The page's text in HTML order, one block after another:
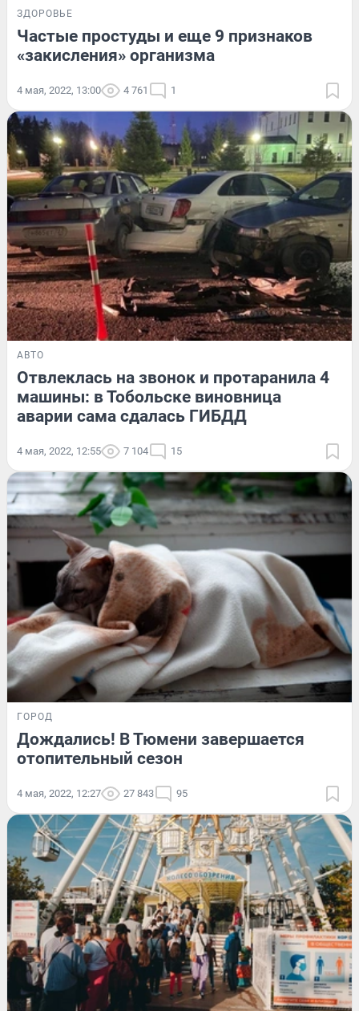
ЗДОРОВЬЕ
Частые простуды и еще 9 признаков
«закисления» организма
4 мая, 2022, 13:00 4 761 1
АВТО
Отвлеклась на звонок и протаранила 4
машины: в Тобольске виновница
аварии сама сдалась ГИБДД
4 мая, 2022, 12:55 7 104 15
ГОРОД
Дождались! В Тюмени завершается
отопительный сезон
4 мая, 2022, 12:27 27 843 95